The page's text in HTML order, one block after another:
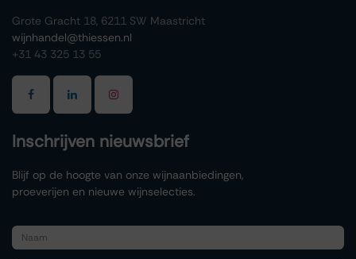
Grote Gracht 18, 6211 SW Maastricht
wijnhandel@thiessen.nl
+31 43 325 13 55
Inschrijven nieuwsbrief
Blijf op de hoogte van onze wijnaanbiedingen,
proeverijen en nieuwe wijnselecties.